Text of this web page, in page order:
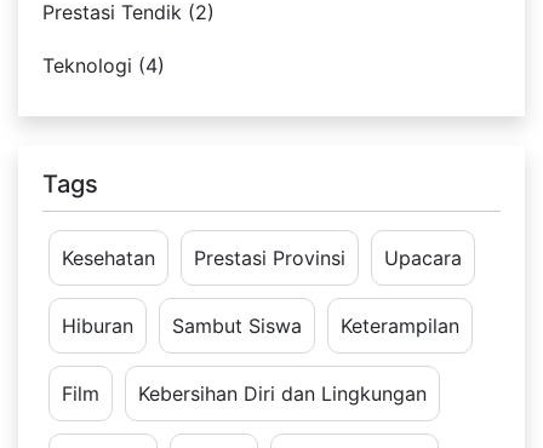
Prestasi Tendik (2)
Teknologi (4)
Tags
Kesehatan Prestasi Provinsi Upacara
Hiburan Sambut Siswa Keterampilan
Film Kebersihan Diri dan Lingkungan